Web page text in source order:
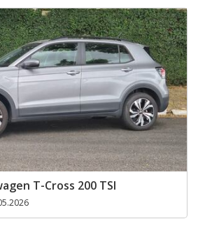
T-Cross 200 TSI